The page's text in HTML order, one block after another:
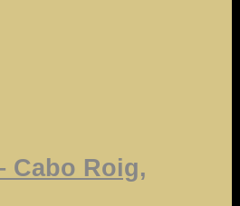
Cabo Roig,